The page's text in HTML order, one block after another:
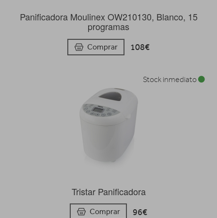
Panificadora Moulinex OW210130, Blanco, 15
programas
Comprar 108€
Tristar Panificadora
Comprar 96€
Stock inmediato